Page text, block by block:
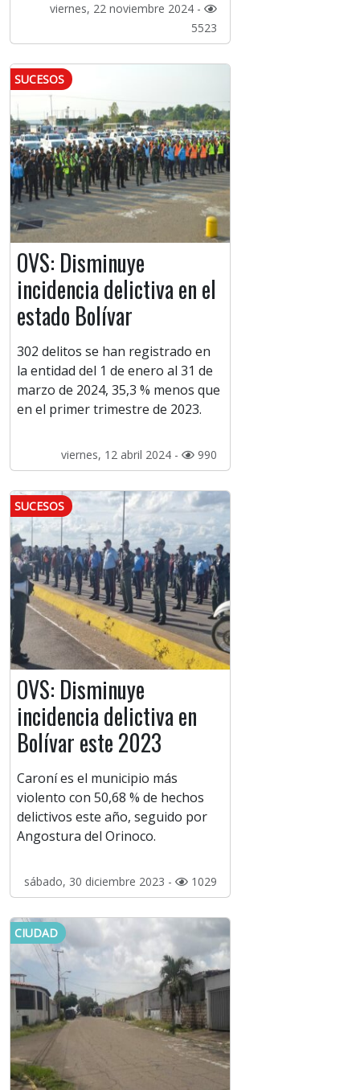
viernes, 22 noviembre 2024 -
5523
SUCESOS
OVS: Disminuye
incidencia delictiva en el
estado Bolívar
302 delitos se han registrado en
la entidad del 1 de enero al 31 de
marzo de 2024, 35,3 % menos que
en el primer trimestre de 2023.
viernes, 12 abril 2024 - 990
SUCESOS
OVS: Disminuye
incidencia delictiva en
Bolívar este 2023
Caroní es el municipio más
violento con 50,68 % de hechos
delictivos este año, seguido por
Angostura del Orinoco.
sábado, 30 diciembre 2023 - 1029
CIUDAD